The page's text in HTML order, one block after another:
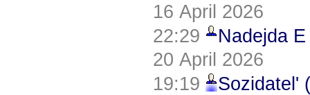
16 April 2026
22:29
Nadejda
20 April 2026
19:19
Sozidatel'